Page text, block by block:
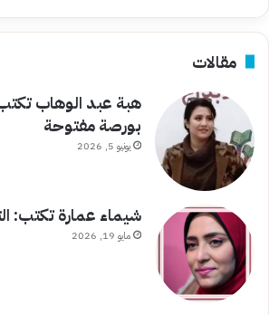
مقالات
هبة عبد الوهاب
بورصة مفتوحة
يونيو 5, 2026
شيماء عمارة تكتب:
مايو 19, 2026